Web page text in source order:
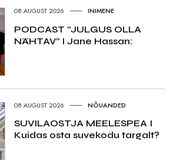
08.AUGUST 2026 INIMENE
PODCAST “JULGUS OLLA
NÄHTAV” I Jane Hassan:
08.AUGUST 2026 NÕUANDED
SUVILAOSTJA MEELESPEA I
Kuidas osta suvekodu targalt?